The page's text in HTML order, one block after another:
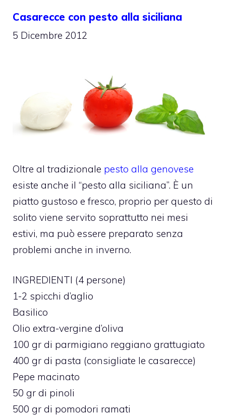
Casarecce con pesto alla siciliana
5 Dicembre 2012
Oltre al tradizionale pesto alla genovese
esiste anche il “pesto alla siciliana”. È un
piatto gustoso e fresco, proprio per questo di
solito viene servito soprattutto nei mesi
estivi, ma può essere preparato senza
problemi anche in inverno.
INGREDIENTI (4 persone)
1-2 spicchi d’aglio
Basilico
Olio extra-vergine d’oliva
100 gr di parmigiano reggiano grattugiato
400 gr di pasta (consigliate le casarecce)
Pepe macinato
50 gr di pinoli
500 gr di pomodori ramati